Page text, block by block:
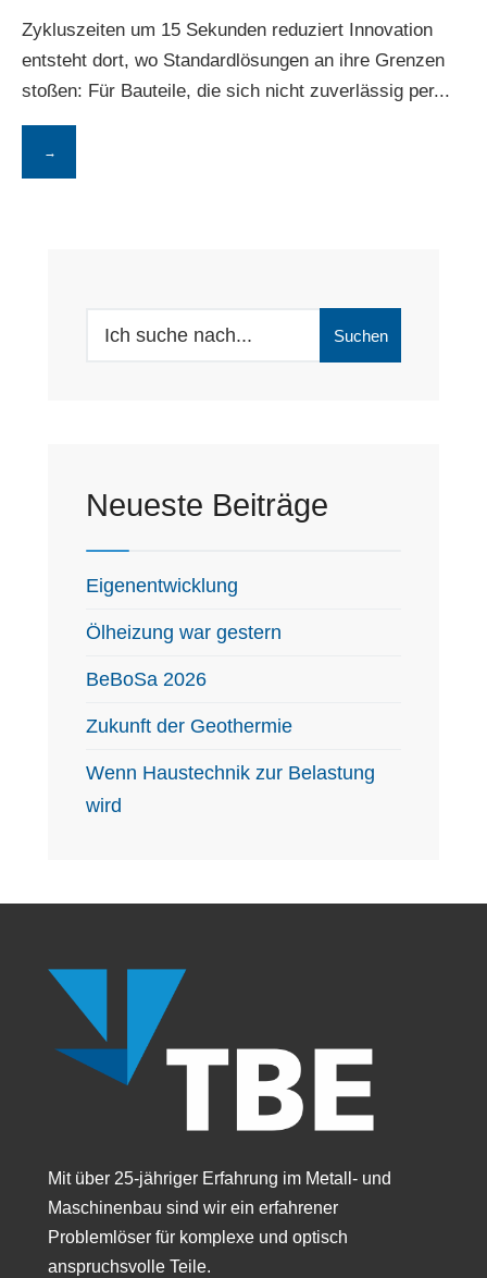
Zykluszeiten um 15 Sekunden reduziert Innovation
entsteht dort, wo Standardlösungen an ihre Grenzen
stoßen: Für Bauteile, die sich nicht zuverlässig per...
→
Search
Suchen
Neueste Beiträge
Eigenentwicklung
Ölheizung war gestern
BeBoSa 2026
Zukunft der Geothermie
Wenn Haustechnik zur Belastung
wird
Mit über 25-jähriger Erfahrung im Metall- und
Maschinenbau sind wir ein erfahrener
Problemlöser für komplexe und optisch
anspruchsvolle Teile.